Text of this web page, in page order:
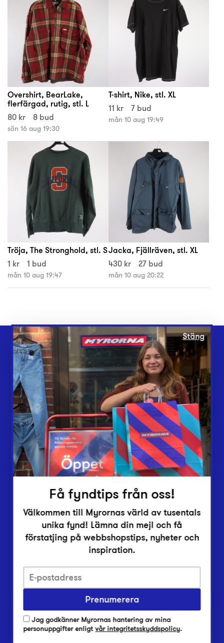
Overshirt, BearLake,
flerfärgad, rutig, stl. L
80 kr
8 bud
sön 16 aug 19:30
T-shirt, Nike, stl. XL
11 kr
7 bud
mån 10 aug 19:49
Tröja, The Stronghold, stl. S
1 kr
1 bud
mån 10 aug 19:47
Jacka, Fjällräven, stl. XL
430 kr
27 bud
mån 10 aug 20:22
Webbshop
Butiker
Lämna in
Vårt överskott
Inlämningsplatser
Om Myrorna
Lediga jobb
Pressrum
Integritetsskyddspolicy
Har du frågor om onlineköp, leverans eller retur?
Har du frågor om vår verksamhet?
Vanliga frågor om Myrorna
Stäng
Få fyndtips från oss!
Välkommen till Myrornas värld av tusentals
unika fynd! Lämna din mejl och få
förstatjing på webbshopstips, nyheter och
inspiration.
Prenumerera
Jag godkänner Myrornas hantering av mina
personuppgifter enligtvår integritetsskyddspolicy.